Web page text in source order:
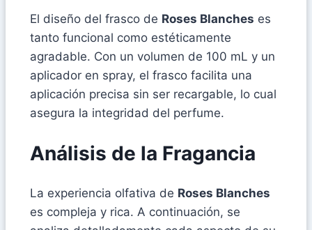
El diseño del frasco de Roses Blanches es
tanto funcional como estéticamente
agradable. Con un volumen de 100 mL y un
aplicador en spray, el frasco facilita una
aplicación precisa sin ser recargable, lo cual
asegura la integridad del perfume.
Análisis de la Fragancia
La experiencia olfativa de Roses Blanches
es compleja y rica. A continuación, se